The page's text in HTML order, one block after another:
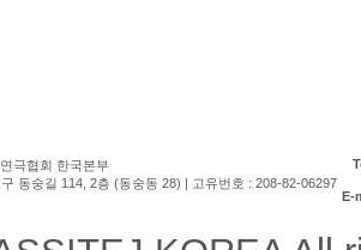
극협회 한국본부
동숭길 114, 2층 (동숭동 28) | 고유번호 : 208-82-06297
E-